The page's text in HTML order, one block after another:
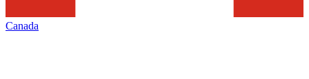
Canada